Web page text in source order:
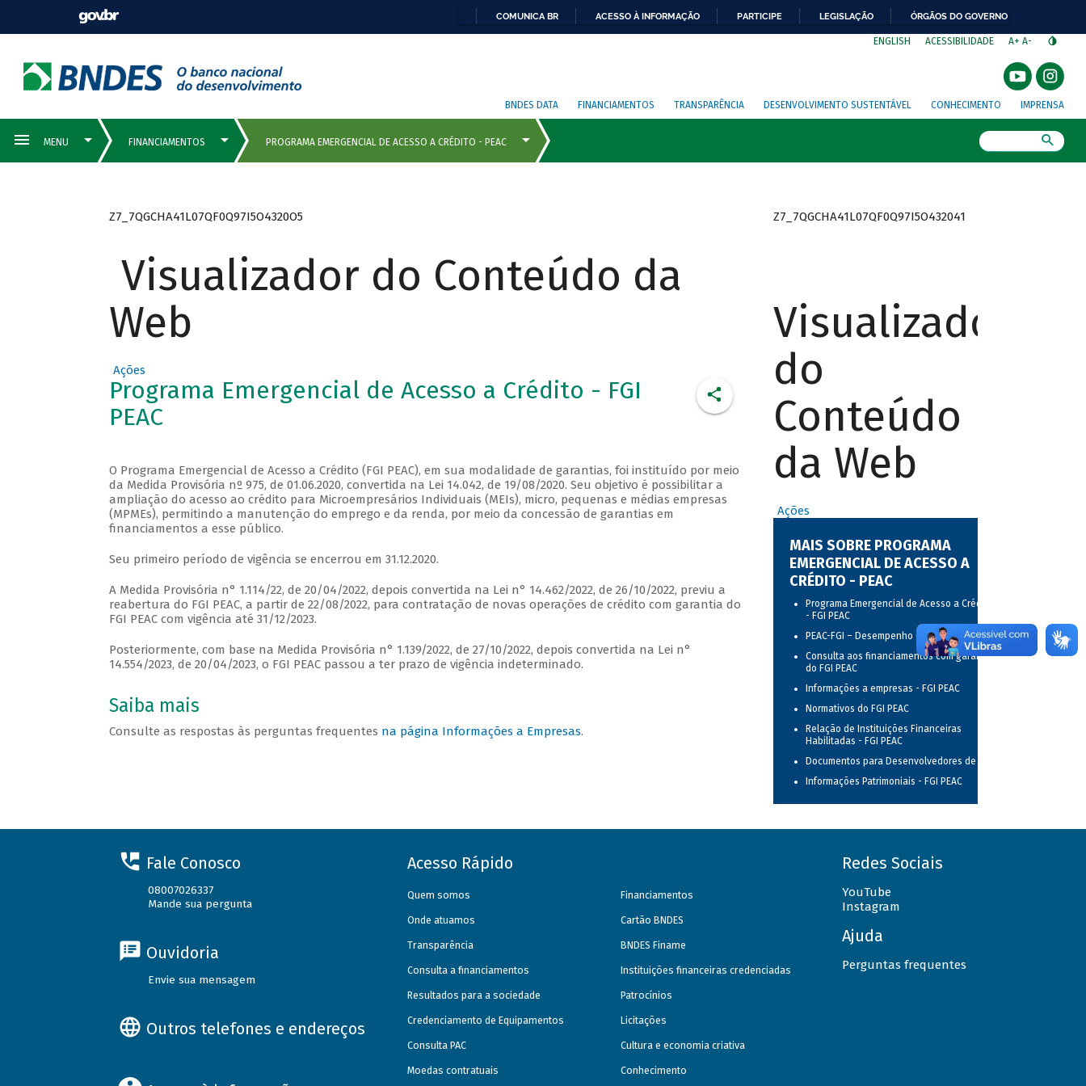
COMUNICA BR ACESSO À INFORMAÇÃO PARTICIPE LEGISLAÇÃO ÓRGÃOS DO GOVERNO
ENGLISH ACESSIBILIDADE A+ A-
BNDES DATA FINANCIAMENTOS TRANSPARÊNCIA DESENVOLVIMENTO SUSTENTÁVEL CONHECIMENTO IMPRENSA
Z7_7QGCHA41L07QF0Q97I5O4320O5
Visualizador do Conteúdo da
Web
Ações
Programa Emergencial de Acesso a Crédito - FGI
PEAC
O Programa Emergencial de Acesso a Crédito (FGI PEAC), em sua modalidade de garantias, foi instituído por meio
da Medida Provisória nº 975, de 01.06.2020, convertida na Lei 14.042, de 19/08/2020. Seu objetivo é possibilitar a
ampliação do acesso ao crédito para Microempresários Individuais (MEIs), micro, pequenas e médias empresas
(MPMEs), permitindo a manutenção do emprego e da renda, por meio da concessão de garantias em
financiamentos a esse público.
Seu primeiro período de vigência se encerrou em 31.12.2020.
A Medida Provisória n° 1.114/22, de 20/04/2022, depois convertida na Lei n° 14.462/2022, de 26/10/2022, previu a
reabertura do FGI PEAC, a partir de 22/08/2022, para contratação de novas operações de crédito com garantia do
FGI PEAC com vigência até 31/12/2023.
Posteriormente, com base na Medida Provisória n° 1.139/2022, de 27/10/2022, depois convertida na Lei n°
14.554/2023, de 20/04/2023, o FGI PEAC passou a ter prazo de vigência indeterminado.
Saiba mais
Consulte as respostas às perguntas frequentes na página Informações a Empresas.
Z7_7QGCHA41L07QF0Q97I5O432041
Visualizador
do
Conteúdo
da Web
Ações
MAIS SOBRE PROGRAMA
EMERGENCIAL DE ACESSO A
CRÉDITO - PEAC
Programa Emergencial de Acesso a Crédito
- FGI PEAC
PEAC-FGI – Desempenho Operacional
Consulta aos financiamentos com garantia
do FGI PEAC
Informações a empresas - FGI PEAC
Normativos do FGI PEAC
Relação de Instituições Financeiras
Habilitadas - FGI PEAC
Documentos para Desenvolvedores de TI
Informações Patrimoniais - FGI PEAC
Fale Conosco
08007026337
Mande sua pergunta
Ouvidoria
Envie sua mensagem
Outros telefones e endereços
Acesso Rápido
Quem somos
Onde atuamos
Transparência
Consulta a financiamentos
Resultados para a sociedade
Credenciamento de Equipamentos
Consulta PAC
Moedas contratuais
Financiamentos
Cartão BNDES
BNDES Finame
Instituições financeiras credenciadas
Patrocínios
Licitações
Cultura e economia criativa
Conhecimento
Redes Sociais
YouTube
Instagram
Ajuda
Perguntas frequentes